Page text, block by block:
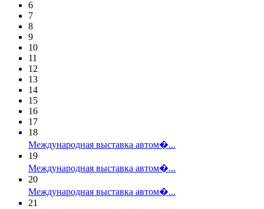
6
7
8
9
10
11
12
13
14
15
16
17
18
Международная выставка автом�...
19
Международная выставка автом�...
20
Международная выставка автом�...
21